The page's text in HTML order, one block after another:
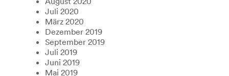
Juli 2020
März 2020
Dezember 2019
September 2019
Juli 2019
Juni 2019
Mai 2019